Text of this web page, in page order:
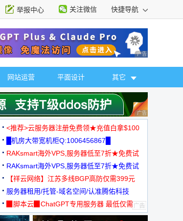
举报中心 关注微信 快捷导航
广告 商业广告，理
网站运营 平面设计 其它
广告 商业广告，理
<推荐>云服务器注册免费领★充值白拿$100
█机房大带宽机柜Q:1006456867█
RAKsmart海外VPS,服务器低至7折★免费试
用★
RAKsmart海外VPS,服务器低至7折★免费试
用★
【祥云网络】江苏多线BGP高防仅需399元
服务器租用/托管-域名空间/认准腾佑科技
▉脚本云▉ChatGPT专用服务器 最低仅需
19元/月